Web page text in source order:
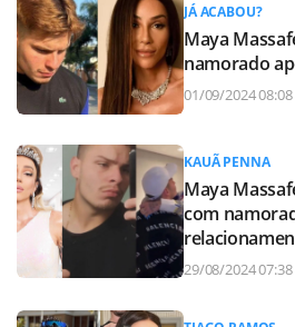
JÁ ACABOU?
Maya
namorado
01/09/2024 08:08
KAUÃ PENNA
Maya
com
29/08/2024 07:38